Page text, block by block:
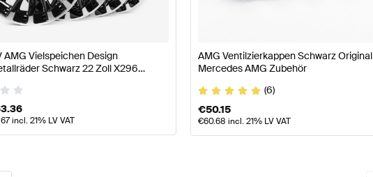
W177 Modellpflege Räder & Reifen
AMG Vielspeichen Design
Schwarz 22 Zoll X296
incl. 21% LV VAT
AMG Ventilzierkappen Schwarz Original
Mercedes AMG Zubehör
(6)
€50.15
€60.68 incl. 21% LV VAT